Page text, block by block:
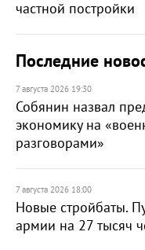
частной постройки
Последние
7 августа 2026 19:30
Собянин назвал
экономику на
разговорами»
7 августа 2026 18:00
Новые стройбаты.
армии на 27 тысяч